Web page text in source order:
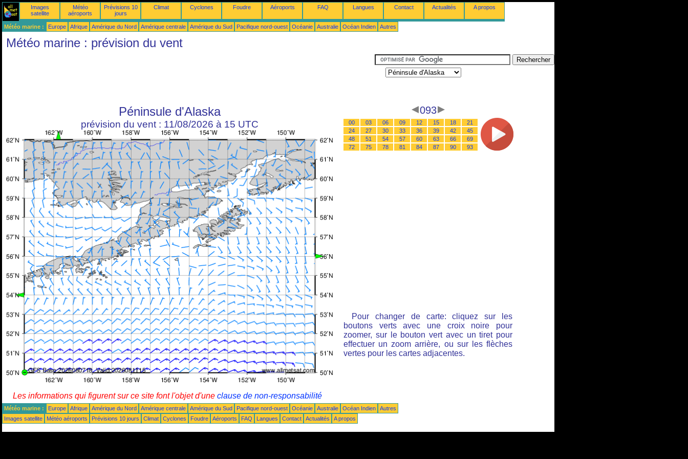
Images
satellite
Météo
aéroports
Prévisions 10
jours
Climat Cyclones Foudre Aéroports FAQ Langues Contact Actualités A propos
Météo marine : Europe Afrique Amérique du Nord Amérique centrale Amérique du Sud Pacifique nord-ouest Océanie Australie Océan Indien Autres
Météo marine : prévision du vent
Péninsule d'Alaska
prévision du vent : 11/08/2026 à 15 UTC
093
00 03 06 09 12 15 18
21
24
27 30 33 36 39 42
45
48
51 54 57 60 63 66
69
72
75 78 81 84 87 90 93
Pour changer de carte: cliquez sur les
boutons verts avec une croix noire pour
zoomer, sur le bouton vert avec un tiret pour
effectuer un zoom arrière, ou sur les flèches
vertes pour les cartes adjacentes.
Les informations qui figurent sur ce site font l'objet d'une clause de non-responsabilité
Météo marine : Europe Afrique Amérique du Nord Amérique centrale Amérique du Sud Pacifique nord-ouest Océanie Australie Océan Indien
Autres
Images satellite
Météo aéroports Prévisions 10 jours Climat Cyclones Foudre Aéroports FAQ Langues Contact Actualités A propos